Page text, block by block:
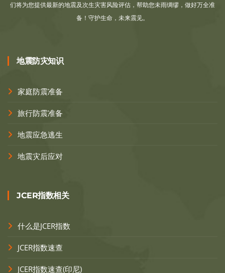
们将为您提供最新的地震及次生灾害风险评估，帮助您未雨绸缪，做好万全准
备！守护生命，未来震见。
地震防灾知识
家庭防震准备
旅行防震准备
地震应急逃生
地震灾后应对
JCER指数相关
什么是JCER指数
JCER指数速查
JCER指数速查(印尼)